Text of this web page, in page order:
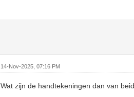
14-Nov-2025, 07:16 PM
Wat zijn de handtekeningen dan van